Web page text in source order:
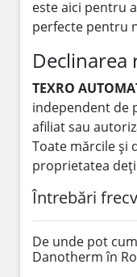
este aici pentru
perfecte pentru
Declinarea
TEXRO
independent de
afiliat sau
Toate mărcile și
proprietatea
Întrebări
De unde pot
Danotherm în